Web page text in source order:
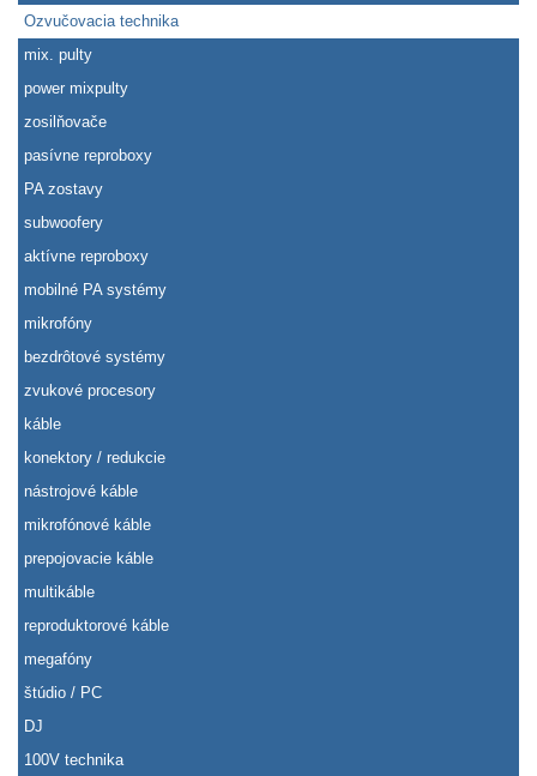
Ozvučovacia technika
mix. pulty
power mixpulty
zosilňovače
pasívne reproboxy
PA zostavy
subwoofery
aktívne reproboxy
mobilné PA systémy
mikrofóny
bezdrôtové systémy
zvukové procesory
káble
konektory / redukcie
nástrojové káble
mikrofónové káble
prepojovacie káble
multikáble
reproduktorové káble
megafóny
štúdio / PC
DJ
100V technika